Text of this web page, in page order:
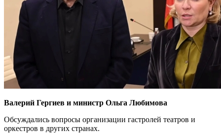
Валерий Гергиев и министр Ольга Любимова
Обсуждались вопросы организации гастролей театров и
оркестров в других странах.